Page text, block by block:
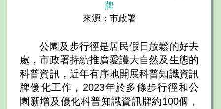
牌
來源：市政署
公園及步行徑是居民假日放鬆的好去
處，市政署持續推廣愛護大自然及生態的
科普資訊，近年有序地開展科普知識資訊
牌優化工作，2023年於多條步行徑和公
園新增及優化科普知識資訊牌約100個，